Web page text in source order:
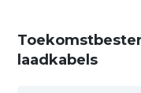
laadkabels